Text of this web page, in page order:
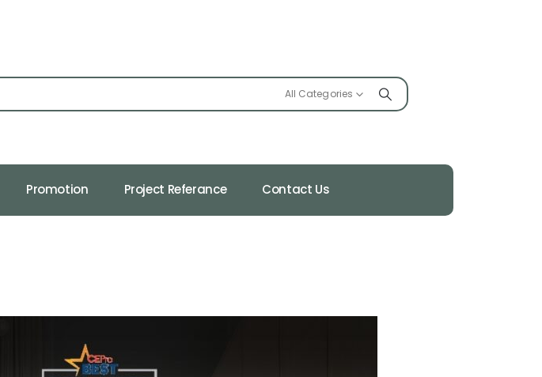
All Categories
Promotion Project Referance Contact Us